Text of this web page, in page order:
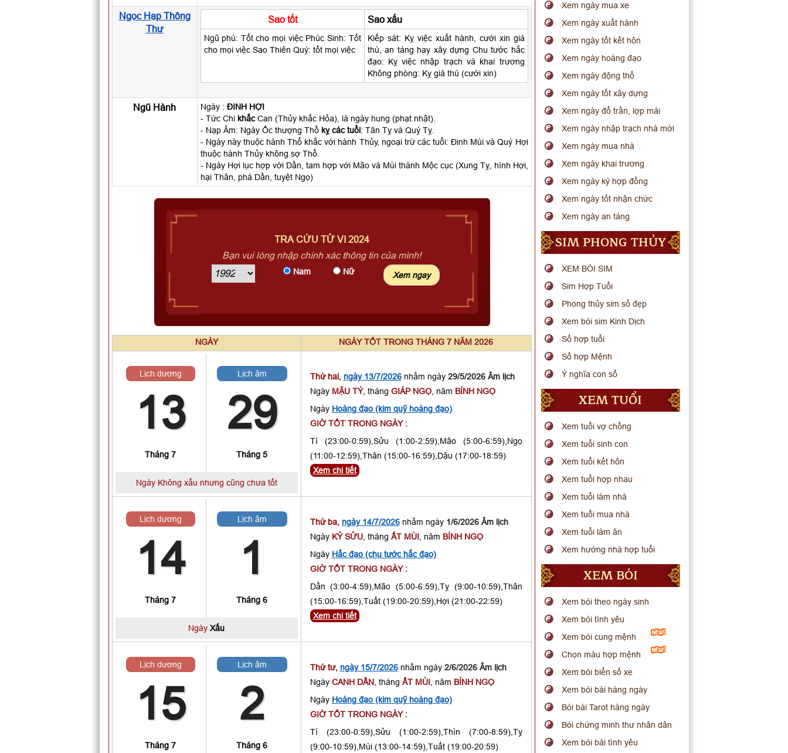
Ngọc Hạp Thông
Thư
Sao tốt Sao xấu
Ngũ phú: Tốt cho mọi việc Phúc Sinh: Tốt
cho mọi việc Sao Thiên Quý: tốt mọi việc
Kiếp sát: Kỵ việc xuất hành, cưới xin giá
thú, an táng hay xây dựng Chu tước hắc
đạo: Kỵ việc nhập trạch và khai trương
Không phòng: Kỵ giá thú (cưới xin)
Ngũ Hành Ngày : ĐINH HỢI
- Tức Chi khắcCan (Thủy khắc Hỏa), là ngày hung (phạt nhật).
- Nạp Âm: Ngày Ốc thượng Thổ kỵ các tuổi: Tân Tỵ và Quý Tỵ.
- Ngày này thuộc hành Thổ khắc với hành Thủy, ngoại trừ các tuổi: Đinh Mùi và Quý Hợi
thuộc hành Thủy không sợ Thổ.
- Ngày Hợi lục hợp với Dần, tam hợp với Mão và Mùi thành Mộc cục (Xung Tỵ, hình Hợi,
hại Thân, phá Dần, tuyệt Ngọ)
TRA CỨU TỬ VI 2024
Bạn vui lòng nhập chính xác thông tin của mình!
Nam Nữ
NGÀY NGÀY TỐT TRONG THÁNG 7 NĂM 2026
Lịch dương
13
Tháng 7
Lịch âm
29
Tháng 5
Ngày Không xấu nhưng cũng chưa tốt
Thứ hai, ngày 13/7/2026nhằm ngày 29/5/2026 Âm lịch
Ngày MẬU TÝ, tháng GIÁP NGỌ, năm BÍNH NGỌ
Ngày Hoàng đạo (kim quỹ hoàng đạo)
GIỜ TỐT TRONG NGÀY :
Tí (23:00-0:59),Sửu (1:00-2:59),Mão (5:00-6:59),Ngọ
(11:00-12:59),Thân (15:00-16:59),Dậu (17:00-18:59)
Xem chi tiết
Lịch dương
14
Tháng 7
Lịch âm
1
Tháng 6
Ngày Xấu
Thứ ba, ngày 14/7/2026nhằm ngày 1/6/2026 Âm lịch
Ngày KỶ SỬU, tháng ẤT MÙI , năm BÍNH NGỌ
Ngày Hắc đạo (chu tước hắc đạo)
GIỜ TỐT TRONG NGÀY :
Dần (3:00-4:59),Mão (5:00-6:59),Tỵ (9:00-10:59),Thân
(15:00-16:59),Tuất (19:00-20:59),Hợi (21:00-22:59)
Xem chi tiết
Lịch dương
15
Tháng 7
Lịch âm
2
Tháng 6
Thứ tư, ngày 15/7/2026nhằm ngày 2/6/2026 Âm lịch
Ngày CANH DẦN, tháng ẤT MÙI , năm BÍNH NGỌ
Ngày Hoàng đạo (kim quỹ hoàng đạo)
GIỜ TỐT TRONG NGÀY :
Tí (23:00-0:59),Sửu (1:00-2:59),Thìn (7:00-8:59),Tỵ
(9:00-10:59),Mùi (13:00-14:59),Tuất (19:00-20:59)
Xem ngày mua xe
Xem ngày xuất hành
Xem ngày tốt kết hôn
Xem ngày hoàng đạo
Xem ngày động thổ
Xem ngày tốt xây dựng
Xem ngày đổ trần, lợp mái
Xem ngày nhập trạch nhà mới
Xem ngày mua nhà
Xem ngày khai trương
Xem ngày ký hợp đồng
Xem ngày tốt nhận chức
Xem ngày an táng
SIM PHONG THỦY
XEM BÓI SIM
Sim Hợp Tuổi
Phong thủy sim số đẹp
Xem bói sim Kinh Dịch
Số hợp tuổi
Số hợp Mệnh
Ý nghĩa con số
XEM TUỔI
Xem tuổi vợ chồng
Xem tuổi sinh con
Xem tuổi kết hôn
Xem tuổi hợp nhau
Xem tuổi làm nhà
Xem tuổi mua nhà
Xem tuổi làm ăn
Xem hướng nhà hợp tuổi
XEM BÓI
Xem bói theo ngày sinh
Xem bói tình yêu
Xem bói cung mệnh
Chọn màu hợp mệnh
Xem bói biển số xe
Xem bói bài hàng ngày
Bói bài Tarot hàng ngày
Bói chứng minh thư nhân dân
Xem bói bài tình yêu